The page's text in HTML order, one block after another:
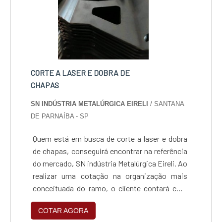
garantindo assim, a sua confiança e boa
cotação no mercado.A FHTEC - Máquinas,
Peças e Serviços é uma empresa que tem
despontado no mercado pela idoneidade em
excelência de ponta a ponta.
CORTE A LASER E DOBRA DE
CHAPAS
SN INDÚSTRIA METALÚRGICA EIRELI / SANTANA
DE PARNAÍBA - SP
Quem está em busca de corte a laser e dobra
de chapas, conseguirá encontrar na referência
do mercado, SN indústria Metalúrgica Eireli. Ao
realizar uma cotação na organização mais
conceituada do ramo, o cliente contará com
serviços de excelência e o suporte de
especialistas para sanar eventuais
COTAR AGORA